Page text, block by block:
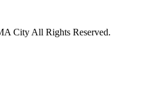
City All Rights Reserved.